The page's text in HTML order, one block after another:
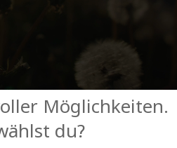
Möglichkeiten.
du?